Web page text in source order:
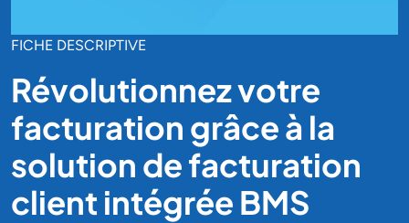
FICHE DESCRIPTIVE
Révolutionnez votre
facturation grâce à la
solution de facturation
client intégrée BMS